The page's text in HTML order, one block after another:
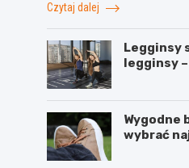
Czytaj dalej
Legginsy
legginsy
Wygodne
wybrać